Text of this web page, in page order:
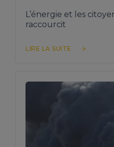
L’énergie et les
raccourcit
LIRE LA SUITE